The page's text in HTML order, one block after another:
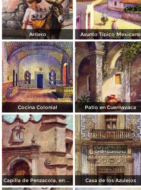
Arriero Asunto Típico Mexicano
Cocina Colonial Patio en Cuernavaca
Capilla de Penzacola, en Coyoacán Casa de los Azulejos